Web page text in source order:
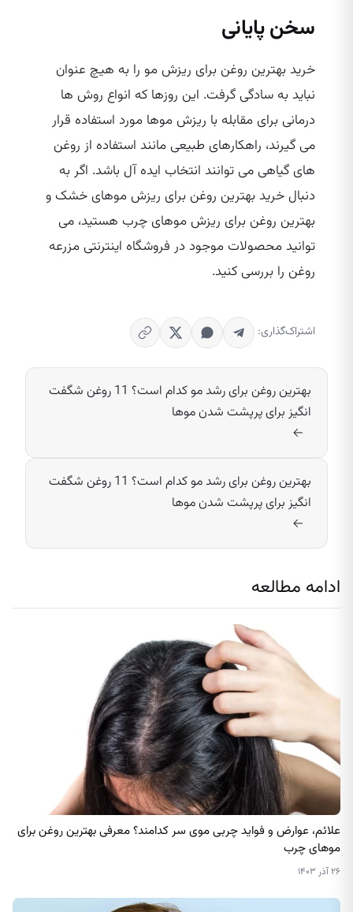
سخن پایانی
خرید بهترین روغن برای ریزش مو را به هیچ عنوان
نباید به سادگی گرفت. این روزها که انواع روش‌ ها
درمانی برای مقابله با ریزش موها مورد استفاده قرار
می‌ گیرند، راهکارهای طبیعی مانند استفاده از روغن‌
های گیاهی می‌ توانند انتخاب ایده‌ آل باشد. اگر به
دنبال خرید بهترین روغن برای ریزش موهای خشک و
بهترین روغن برای ریزش موهای چرب هستید، می‌
توانید محصولات موجود در فروشگاه اینترنتی مزرعه
روغن را بررسی کنید.
اشتراک‌گذاری:
بهترین روغن برای رشد مو کدام است؟ 11 روغن شگفت
انگیز برای پرپشت شدن موها
→
بهترین روغن برای رشد مو کدام است؟ 11 روغن شگفت
انگیز برای پرپشت شدن موها
→
ادامه مطالعه
علائم، عوارض و فواید چربی موی سر کدامند؟ معرفی بهترین روغن برای
موهای چرب
۲۶ آذر ۱۴۰۳